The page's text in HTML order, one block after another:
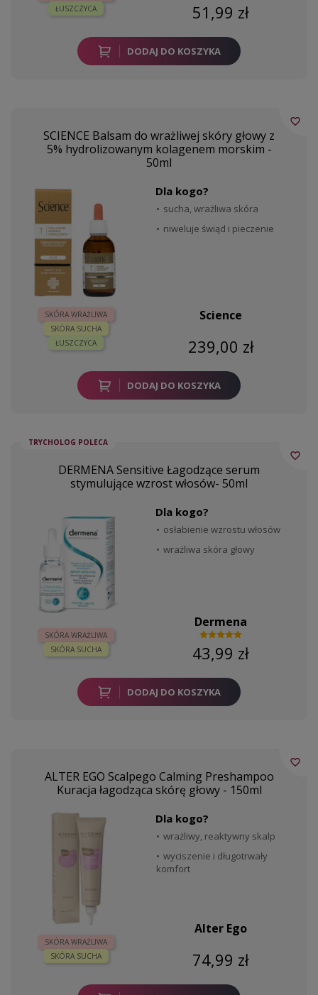
ŁUSZCZYCA
51,99 zł
DODAJ DO KOSZYKA
SCIENCE Balsam do wrażliwej skóry głowy z
5% hydrolizowanym kolagenem morskim -
50ml
SKÓRA WRAŻLIWA
SKÓRA SUCHA
ŁUSZCZYCA
Dla kogo?
sucha, wrażliwa skóra
niweluje świąd i pieczenie
Science
239,00 zł
DODAJ DO KOSZYKA
favorite_border
TRYCHOLOG POLECA
DERMENA Sensitive Łagodzące serum
stymulujące wzrost włosów- 50ml
SKÓRA WRAŻLIWA
SKÓRA SUCHA
Dla kogo?
osłabienie wzrostu włosów
wrażliwa skóra głowy
Dermena
43,99 zł
DODAJ DO KOSZYKA
favorite_border
ALTER EGO Scalpego Calming Preshampoo
Kuracja łagodząca skórę głowy - 150ml
SKÓRA WRAŻLIWA
SKÓRA SUCHA
Dla kogo?
wrażliwy, reaktywny skalp
wyciszenie i długotrwały
komfort
Alter Ego
74,99 zł
favorite_border